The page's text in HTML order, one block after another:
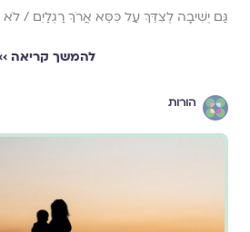
גַּם יְשִׁיבָה לְצִדֵּךְ עַל כִּסֵּא אֲרֹךְ רַגְלַיִם /
להמשך קריאה
הורות